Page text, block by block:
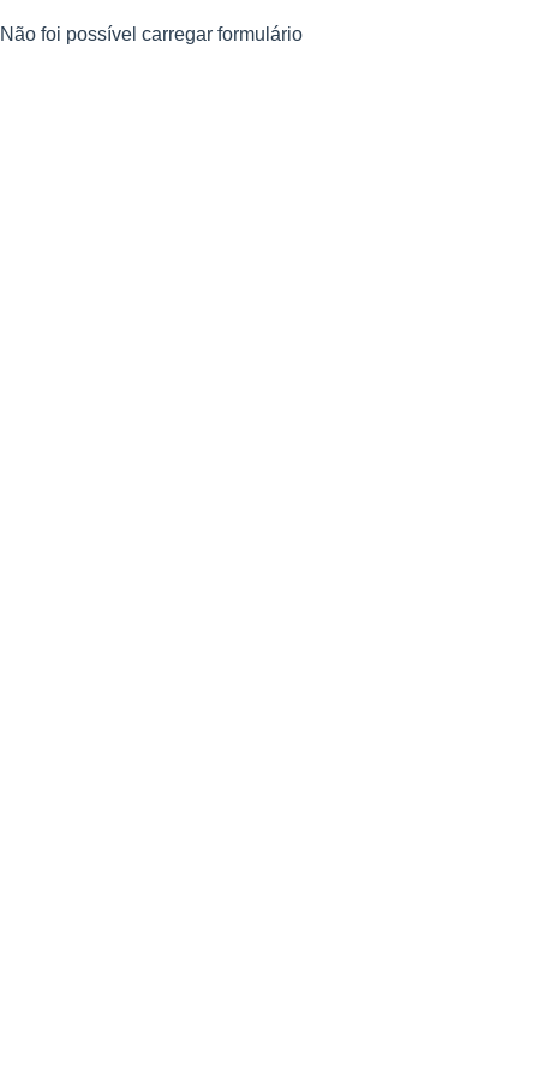
Não foi possível carregar formulário